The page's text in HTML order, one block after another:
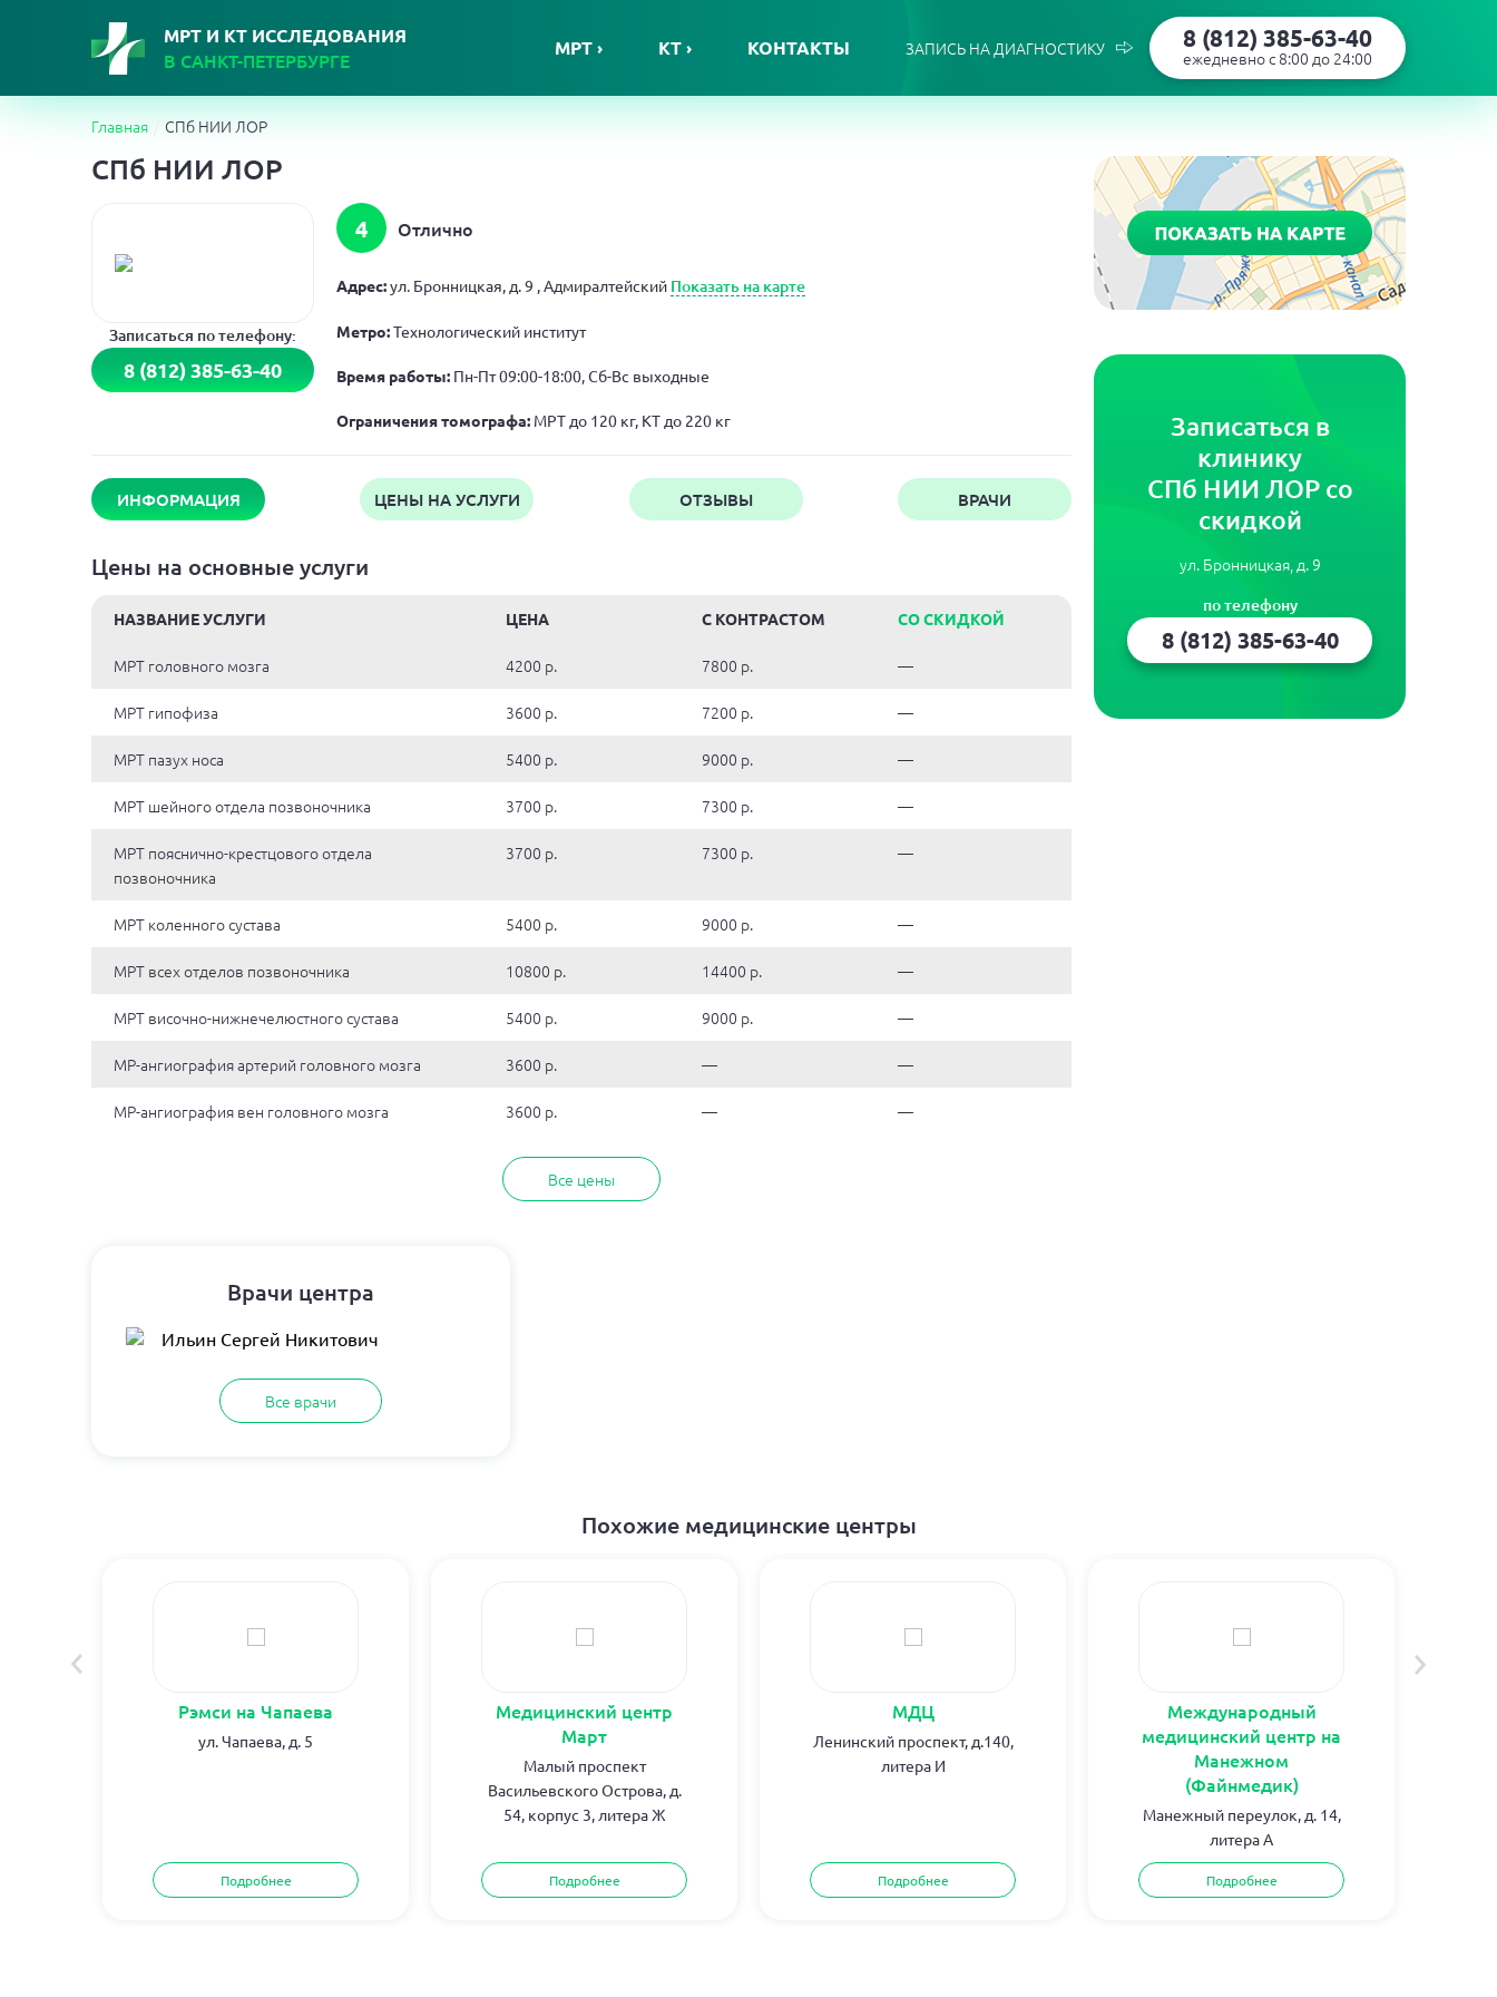
МРТ И КТ ИССЛЕДОВАНИЯ
В САНКТ-ПЕТЕРБУРГЕ
МРТ › КТ › КОНТАКТЫ ЗАПИСЬ НА ДИАГНОСТИКУ 8 (812) 385-63-40
ежедневно с 8:00 до 24:00
Главная СПб НИИ ЛОР
СПб НИИ ЛОР
Записаться по телефону:
8 (812) 385-63-40
4 Отлично
Адрес:ул. Бронницкая, д. 9 , Адмиралтейский Показать на карте
Метро:Технологический институт
Время работы: Пн-Пт 09:00-18:00, Сб-Вс выходные
Ограничения томографа: МРТ до 120 кг, КТ до 220 кг
ИНФОРМАЦИЯ ЦЕНЫ НА УСЛУГИ ОТЗЫВЫ ВРАЧИ
Цены на основные услуги
НАЗВАНИЕ УСЛУГИ ЦЕНА С КОНТРАСТОМ СО СКИДКОЙ
МРТ головного мозга 4200 р. 7800 р. —
МРТ гипофиза 3600 р. 7200 р. —
МРТ пазух носа 5400 р. 9000 р. —
МРТ шейного отдела позвоночника 3700 р. 7300 р. —
МРТ пояснично-крестцового отдела
позвоночника
3700 р. 7300 р. —
МРТ коленного сустава 5400 р. 9000 р. —
МРТ всех отделов позвоночника 10800 р. 14400 р. —
МРТ височно-нижнечелюстного сустава 5400 р. 9000 р. —
МР-ангиография артерий головного мозга 3600 р. — —
МР-ангиография вен головного мозга 3600 р. — —
Все цены
Записаться в
клинику
СПб НИИ ЛОР со
скидкой
ул. Бронницкая, д. 9
по телефону
8 (812) 385-63-40
Врачи центра
Ильин Сергей Никитович
Все врачи
Похожие медицинские центры
Рэмси на Чапаева
ул. Чапаева, д. 5
Подробнее
Медицинский центр
Март
Малый проспект
Васильевского Острова, д.
54, корпус 3, литера Ж
Подробнее
МДЦ
Ленинский проспект, д.140,
литера И
Подробнее
Международный
медицинский центр на
Манежном
(Файнмедик)
Манежный переулок, д. 14,
литера А
Подробнее